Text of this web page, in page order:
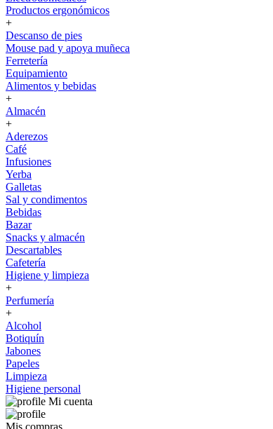
Productos ergonómicos
+
Descanso de pies
Mouse pad y apoya muñeca
Ferretería
Equipamiento
Alimentos y bebidas
+
Almacén
+
Aderezos
Café
Infusiones
Yerba
Galletas
Sal y condimentos
Bebidas
Bazar
Snacks y almacén
Descartables
Cafetería
Higiene y limpieza
+
Perfumería
+
Alcohol
Botiquín
Jabones
Papeles
Limpieza
Higiene personal
Mi cuenta
Mis compras